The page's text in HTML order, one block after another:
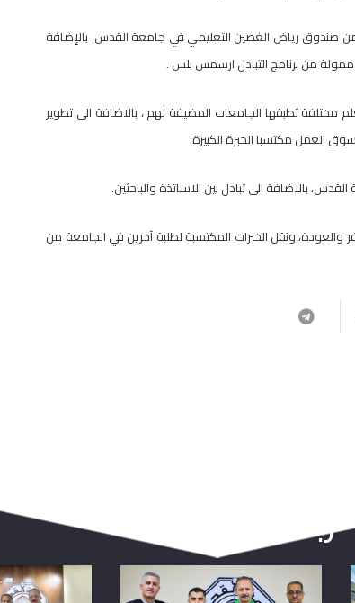
من صندوق رياض الغصين التعليمي في جامعة القدس، بالإضافة
من برنامج التبادل ارسمس بلس .
مختلفة تطبقها الجامعات المضيفة لهم ، بالاضافة الى تطوير
العمل مكتسبا الخبرة الكبيرة.
بالاضافة الى تبادل بين الاساتذة والباحثين.
ونقل الخبرات المكتسبة لطلبة آخرين في الجامعة من
ربما يعجبك أيضا